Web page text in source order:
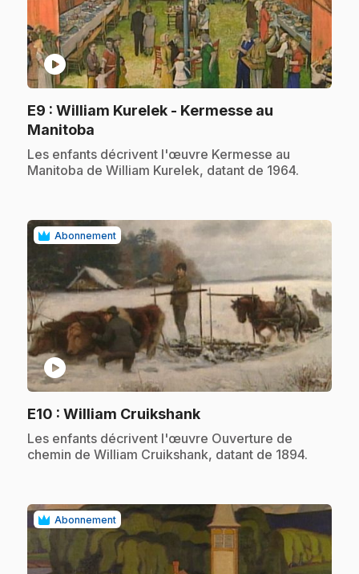
play_circle
E9 : William Kurelek - Kermesse au
Manitoba
.Les enfants décrivent l'œuvre Kermesse au
Manitoba de William Kurelek, datant de 1964.
Abonnement
play_circle
E10 : William Cruikshank.
.Les enfants décrivent l'œuvre Ouverture de
chemin de William Cruikshank, datant de 1894.
Abonnement